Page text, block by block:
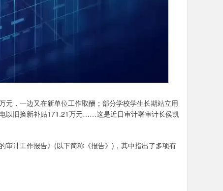
，一边又在新单位工作取酬；部分学校学生长期站立用
以旧换新补贴171.21万元……这是近日审计署审计长侯凯
计工作报告》(以下简称《报告》)，其中指出了多项有